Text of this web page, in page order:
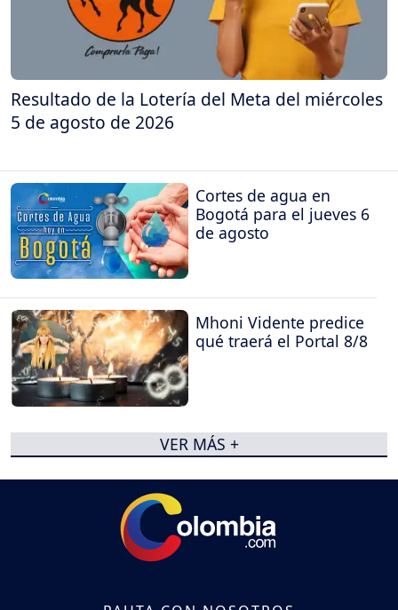
Resultado de la Lotería del Meta del miércoles
5 de agosto de 2026
Cortes de agua en
Bogotá para el jueves 6
de agosto
Mhoni Vidente predice
qué traerá el Portal 8/8
VER MÁS +